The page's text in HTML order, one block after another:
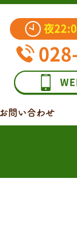
夜
お問い合わせ